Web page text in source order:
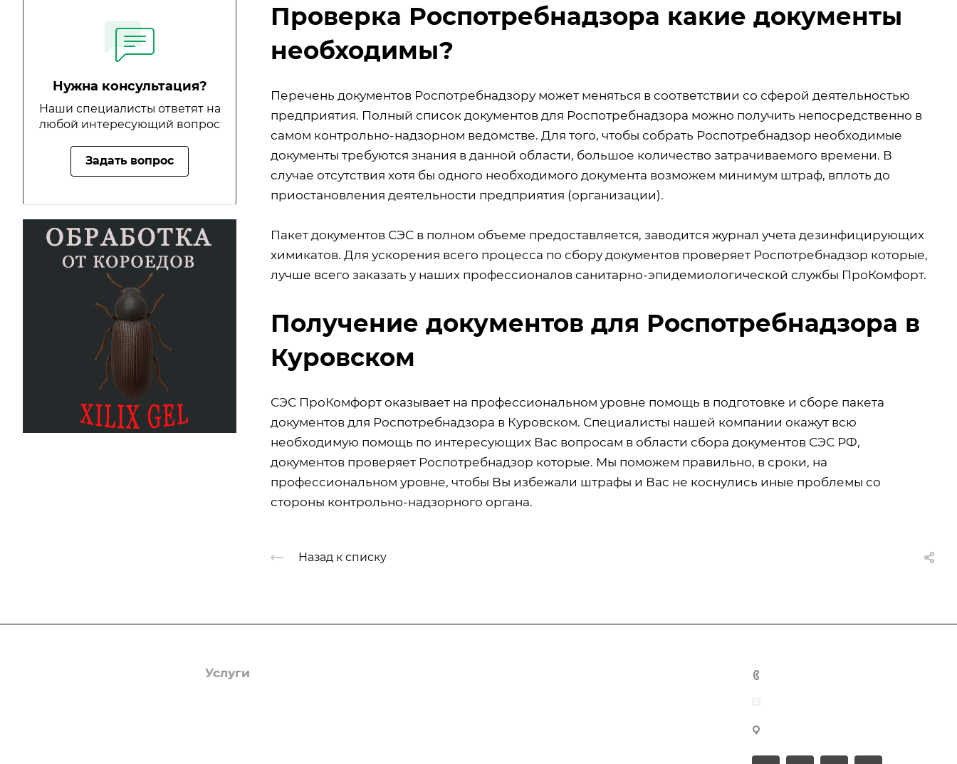
Проверка Роспотребнадзора какие документы
необходимы?
Перечень документов Роспотребнадзору может меняться в соответствии со сферой деятельностью
предприятия. Полный список документов для Роспотребнадзора можно получить непосредственно в
самом контрольно-надзорном ведомстве. Для того, чтобы собрать Роспотребнадзор необходимые
документы требуются знания в данной области, большое количество затрачиваемого времени. В
случае отсутствия хотя бы одного необходимого документа возможем минимум штраф, вплоть до
приостановления деятельности предприятия (организации).
Пакет документов СЭС в полном объеме предоставляется, заводится журнал учета дезинфицирующих
химикатов. Для ускорения всего процесса по сбору документов проверяет Роспотребнадзор которые,
лучше всего заказать у наших профессионалов санитарно-эпидемиологической службы ПроКомфорт.
Получение документов для Роспотребнадзора в
Куровском
СЭС ПроКомфорт оказывает на профессиональном уровне помощь в подготовке и сборе пакета
документов для Роспотребнадзора в Куровском. Специалисты нашей компании окажут всю
необходимую помощь по интересующих Вас вопросам в области сбора документов СЭС РФ,
документов проверяет Роспотребнадзор которые. Мы поможем правильно, в сроки, на
профессиональном уровне, чтобы Вы избежали штрафы и Вас не коснулись иные проблемы со
стороны контрольно-надзорного органа.
Назад к списку
Нужна консультация?
Наши специалисты ответят на
любой интересующий вопрос
Задать вопрос
Услуги